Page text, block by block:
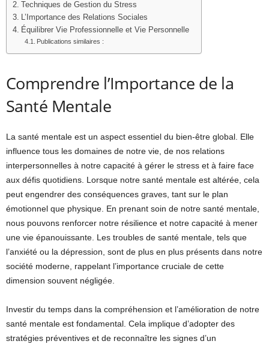
Techniques de Gestion du Stress
L’Importance des Relations Sociales
Équilibrer Vie Professionnelle et Vie Personnelle
Publications similaires :
Comprendre l’Importance de la
Santé Mentale
La santé mentale est un aspect essentiel du bien-être global. Elle
influence tous les domaines de notre vie, de nos relations
interpersonnelles à notre capacité à gérer le stress et à faire face
aux défis quotidiens. Lorsque notre santé mentale est altérée, cela
peut engendrer des conséquences graves, tant sur le plan
émotionnel que physique. En prenant soin de notre santé mentale,
nous pouvons renforcer notre résilience et notre capacité à mener
une vie épanouissante. Les troubles de santé mentale, tels que
l’anxiété ou la dépression, sont de plus en plus présents dans notre
société moderne, rappelant l’importance cruciale de cette
dimension souvent négligée.
Investir du temps dans la compréhension et l’amélioration de notre
santé mentale est fondamental. Cela implique d’adopter des
stratégies préventives et de reconnaître les signes d’un